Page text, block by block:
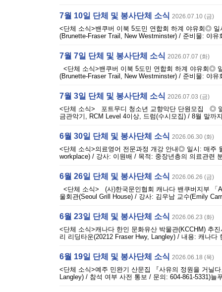
7월 10일 단체 및 봉사단체 소식 2026.07.10 (금)
<단체 소식>밴쿠버 이북 5도민 연합회 하계 야유회◎
(Brunette-Fraser Trail, New Westminster) / 준비물: 야
7월 7일 단체 및 봉사단체 소식 2026.07.07 (화)
<단체 소식>밴쿠버 이북 5도민 연합회 하계 야유회
(Brunette-Fraser Trail, New Westminster) / 준비물: 야
7월 3일 단체 및 봉사단체 소식 2026.07.03 (금)
<단체 소식> 포트무디 청소년 교향악단 단원모집 ◎
금관악기, RCM Level 4이상, 드럼(수시모집) / 8월 말
6월 30일 단체 및 봉사단체 소식 2026.06.30 (화)
<단체 소식>의료영어 전문과정 개강 안내◎ 일시: 매주
workplace) / 강사: 이원배 / 목적: 중장년층의 의료관
6월 26일 단체 및 봉사단체 소식 2026.06.26 (금)
<단체 소식> (사)한국문인협회 캐나다 밴쿠버지부
울회관(Seoul Grill House) / 강사: 김우남 교수(Emily
6월 23일 단체 및 봉사단체 소식 2026.06.23 (화)
<단체 소식>캐나다 한인 문화유산 박물관(KCCHM) 추
리 리딩타운(20212 Fraser Hwy, Langley) / 내용: 캐나
6월 19일 단체 및 봉사단체 소식 2026.06.18 (목)
<단체 소식>예주 민완기 산문집 『사유의 정원을 거닐
Langley) / 참석 여부 사전 통보 / 문의: 604-861-5331)